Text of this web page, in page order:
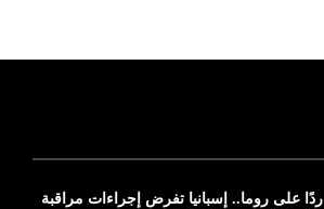
ردًا على روما.. إسبانيا تفرض إجراءات مراقبة